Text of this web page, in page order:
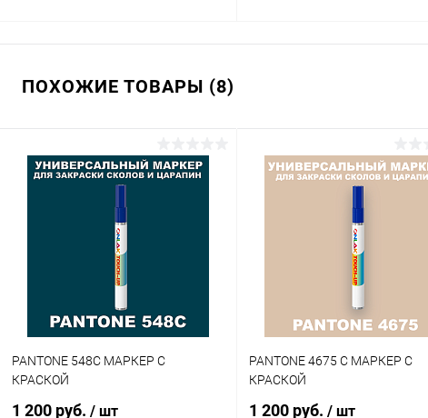
Цвет: Цвет:
матовая
ПОХОЖИЕ ТОВАРЫ (8)
PANTONE 548C МАРКЕР С
КРАСКОЙ
1 200 руб. / шт
PANTONE 4675 C МАРКЕР С
КРАСКОЙ
1 200 руб. / шт